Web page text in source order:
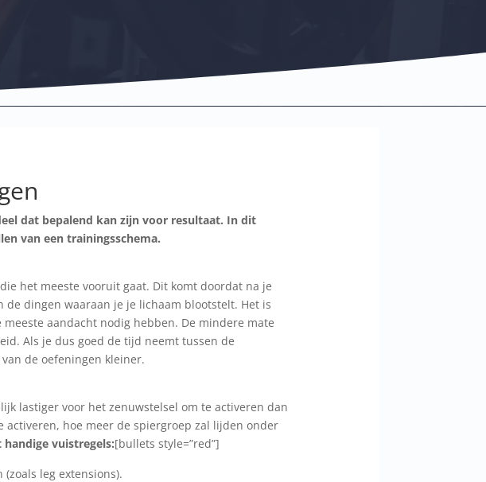
dat bepalend kan zijn voor resultaat. In dit
van een trainingsschema.
het meeste vooruit gaat. Dit komt doordat na je
dingen waaraan je je lichaam blootstelt. Het is
aandacht nodig hebben. De mindere mate
Als je dus goed de tijd neemt tussen de
de oefeningen kleiner.
lastiger voor het zenuwstelsel om te activeren dan
hoe meer de spiergroep zal lijden onder
vuistregels:[bullets style=”red”]
leg extensions).